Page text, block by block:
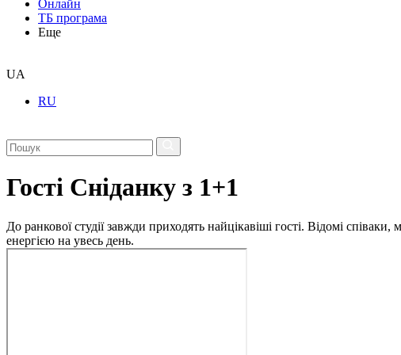
Онлайн
ТБ програма
Еще
UA
RU
Гості Сніданку з 1+1
До ранкової студії завжди приходять найцікавіші гості. Відомі
енергією на увесь день.